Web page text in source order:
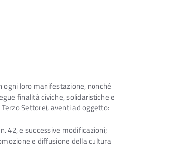
ogni loro manifestazione, nonché
finalità civiche, solidaristiche e
Settore), aventi ad oggetto:
42, e successive modificazioni;
e diffusione della cultura